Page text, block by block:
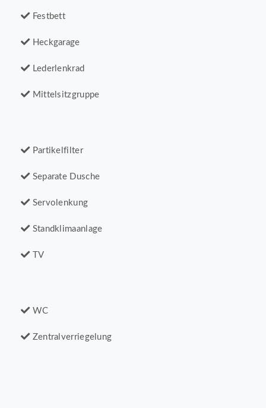
Festbett
Heckgarage
Lederlenkrad
Mittelsitzgruppe
Partikelfilter
Separate Dusche
Servolenkung
Standklimaanlage
TV
WC
Zentralverriegelung